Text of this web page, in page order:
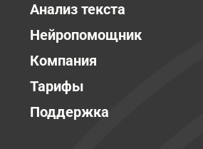
Анализ текста
Нейропомощник
Компания
Тарифы
Поддержка